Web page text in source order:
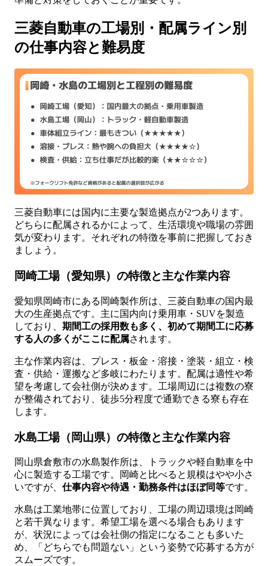
三菱自動車の工場別・配属ライン別
の仕事内容と難易度
三菱自動車には国内に主要な製造拠点が2つあります。
どちらに配属されるかによって、生活環境や職場の雰囲
気が変わります。それぞれの特徴を事前に把握しておき
ましょう。
岡崎工場（愛知県）の特徴と主な作業内容
愛知県岡崎市にある岡崎製作所は、三菱自動車の国内最
大の生産拠点です。主に国内向け乗用車・SUVを製造
しており、 期間工の採用数も多く、初めて期間工に応募
する人の多くがここに配属されます。
主な作業内容は、プレス・板金・溶接・塗装・組立・検
査・供給・運搬など多岐にわたります。配属は適性や希
望を考慮して会社側が決めます。工場周辺には複数の寮
が整備されており、徒歩5分程度で通勤できる寮も存在
します。
水島工場（岡山県）の特徴と主な作業内容
岡山県倉敷市の水島製作所は、トラックや軽自動車を中
心に製造する工場です。岡崎と比べると規模はやや小さ
いですが、 仕事内容や待遇・勤務条件はほぼ同等です。
水島は工業地帯に位置しており、工場の周辺環境は岡崎
と若干異なります。希望工場を選べる場合もあります
が、状況によっては会社側の指定になることも多いた
め、「どちらでも問題ない」という姿勢で応募する方が
スムーズです。